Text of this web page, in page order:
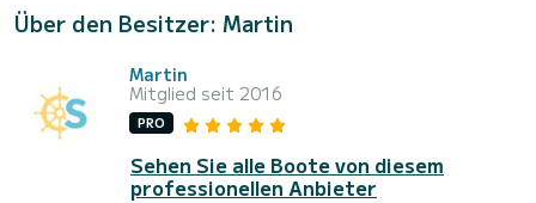
Über den Besitzer: Martin
Martin
Mitglied seit 2016
PRO
Sehen Sie alle Boote von diesem
professionellen Anbieter